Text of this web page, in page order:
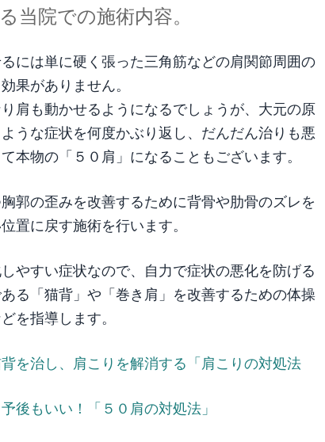
当院での施術内容。
には単に硬く張った三角筋などの肩関節周囲の
果がありません。
肩も動かせるようになるでしょうが、大元の原
うな症状を何度かぶり返し、だんだん治りも悪
本物の「５０肩」になることもございます。
郭の歪みを改善するために背骨や肋骨のズレを
置に戻す施術を行います。
やすい症状なので、自力で症状の悪化を防げる
る「猫背」や「巻き肩」を改善するための体操
を指導します。
を治し、肩こりを解消する「肩こりの対処法
後もいい！「５０肩の対処法」